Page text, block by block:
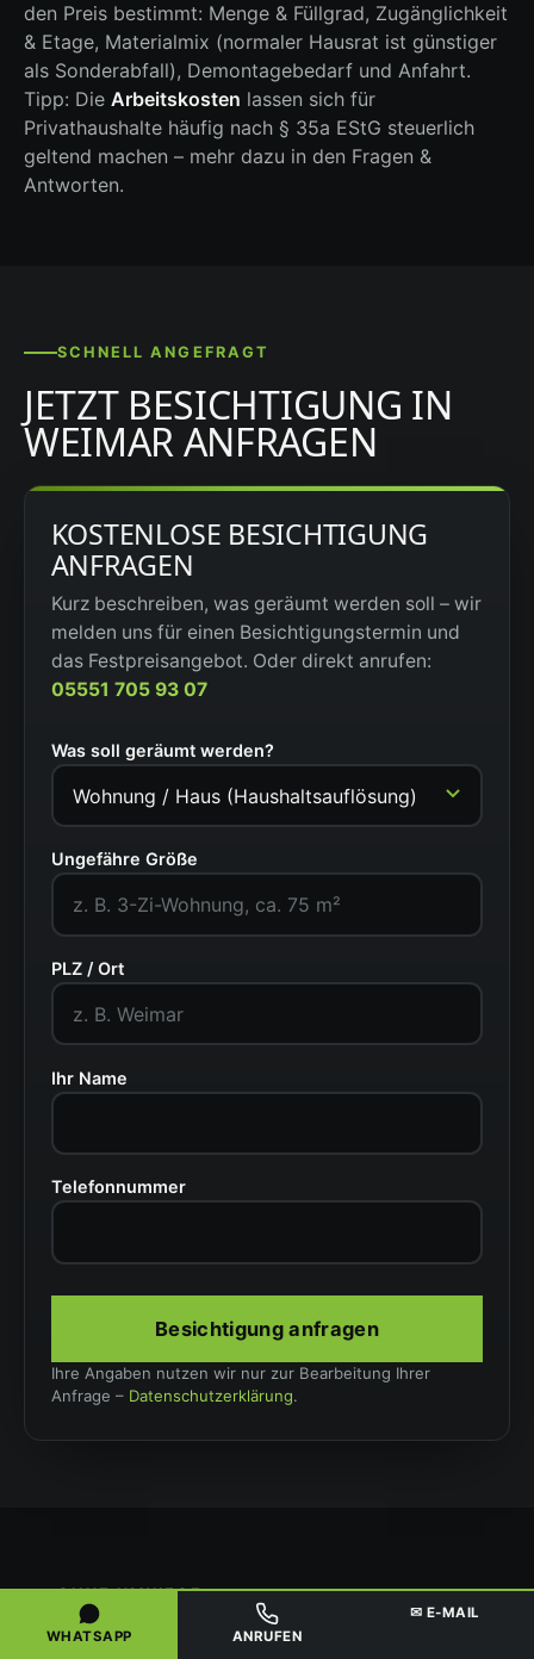
den Preis bestimmt: Menge & Füllgrad, Zugänglichkeit
& Etage, Materialmix (normaler Hausrat ist günstiger
als Sonderabfall), Demontagebedarf und Anfahrt.
Tipp: Die Arbeitskosten lassen sich für
Privathaushalte häufig nach § 35a EStG steuerlich
geltend machen – mehr dazu in den Fragen &
Antworten.
SCHNELL ANGEFRAGT
JETZT BESICHTIGUNG IN
WEIMAR ANFRAGEN
KOSTENLOSE BESICHTIGUNG
ANFRAGEN
Kurz beschreiben, was geräumt werden soll – wir
melden uns für einen Besichtigungstermin und
das Festpreisangebot. Oder direkt anrufen:
05551 705 93 07
Was soll geräumt werden?
Ungefähre Größe
PLZ / Ort
Ihr Name
Telefonnummer
Besichtigung anfragen
Ihre Angaben nutzen wir nur zur Bearbeitung Ihrer
Anfrage – Datenschutzerklärung.
OHNE UMWEGE
IN VIER SCHRITTEN ZUR
WHATSAPP ANRUFEN
✉ E-MAIL